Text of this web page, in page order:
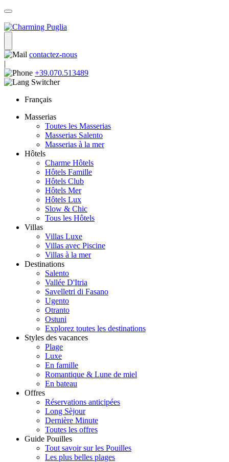
contactez-nous
|
+39.070.513489
Français
Masserias
Toutes les Masserias
Masserias Salento
Masserias à la mer
Hôtels
Charme Hôtels
Hôtels Famille
Hôtels Club
Hôtels Mer
Hôtels Lux
Slow & Chic
Tous les Hôtels
Villas
Villas Luxe
Villas avec Piscine
Villas à la mer
Destinations
Salento
Vallée D'Itria
Savelletri di Fasano
Ugento
Otranto
Ostuni
Explorez toutes les destinations
Styles des vacances
Plage
Luxe
En famille
Romantique & Lune de miel
En bateau
Offres
Réservations anticipées
Long Sèjour
Dernière Minute
Toutes les offres
Guide Pouilles
Tout savoir sur les Pouilles
Les plus belles plages